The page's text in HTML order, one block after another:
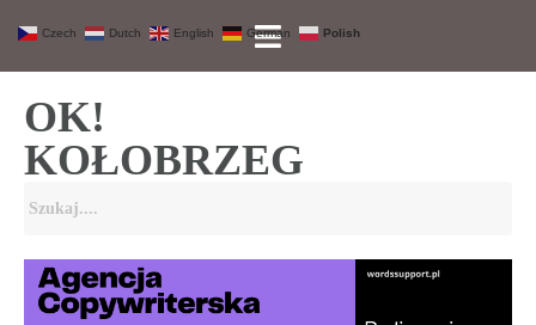
OK!
KOŁOBRZEG
Czech Dutch English German Polish